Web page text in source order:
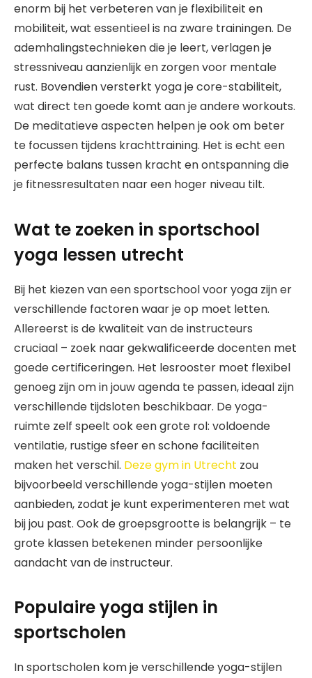
enorm bij het verbeteren van je flexibiliteit en
mobiliteit, wat essentieel is na zware trainingen. De
ademhalingstechnieken die je leert, verlagen je
stressniveau aanzienlijk en zorgen voor mentale
rust. Bovendien versterkt yoga je core-stabiliteit,
wat direct ten goede komt aan je andere workouts.
De meditatieve aspecten helpen je ook om beter
te focussen tijdens krachttraining. Het is echt een
perfecte balans tussen kracht en ontspanning die
je fitnessresultaten naar een hoger niveau tilt.
Wat te zoeken in sportschool
yoga lessen utrecht
Bij het kiezen van een sportschool voor yoga zijn er
verschillende factoren waar je op moet letten.
Allereerst is de kwaliteit van de instructeurs
cruciaal – zoek naar gekwalificeerde docenten met
goede certificeringen. Het lesrooster moet flexibel
genoeg zijn om in jouw agenda te passen, ideaal zijn
verschillende tijdsloten beschikbaar. De yoga-
ruimte zelf speelt ook een grote rol: voldoende
ventilatie, rustige sfeer en schone faciliteiten
maken het verschil. Deze gym in Utrecht zou
bijvoorbeeld verschillende yoga-stijlen moeten
aanbieden, zodat je kunt experimenteren met wat
bij jou past. Ook de groepsgrootte is belangrijk – te
grote klassen betekenen minder persoonlijke
aandacht van de instructeur.
Populaire yoga stijlen in
sportscholen
In sportscholen kom je verschillende yoga-stijlen